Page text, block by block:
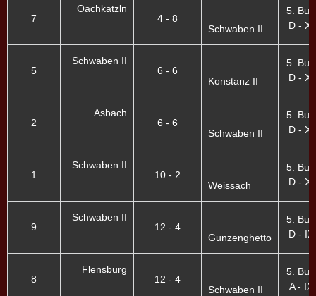
7
Oachkatzln
4 - 8
Schwaben II
5.
D -
5
Schwaben II
6 - 6
Konstanz II
5.
D -
2
Asbach
6 - 6
Schwaben II
5.
D -
1
Schwaben II
10 - 2
Weissach
5.
D -
9
Schwaben II
12 - 4
Gunzenghetto
5.
D -
8
Flensburg
12 - 4
Schwaben II
5.
A -